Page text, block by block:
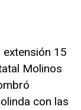
extensión 15
Molinos
con las